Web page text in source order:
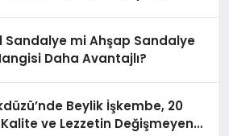
Sandalye mi Ahşap Sandalye
Daha Avantajlı?
Beylik İşkembe, 20
Kalite ve Lezzetin Değişmeyen